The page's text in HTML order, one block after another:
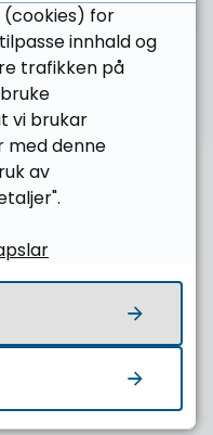
etter?
(cookies) for
innhald og
trafikken på
vi brukar
med denne
av